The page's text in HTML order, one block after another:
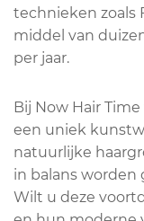
technieken zoals
middel van
per jaar.
Bij Now Hair
een uniek
natuurlijke
in balans worden
Wilt u deze